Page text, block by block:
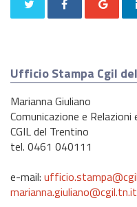
Ufficio Stampa Cgil
Marianna Giuliano
Comunicazione e Relazioni
CGIL del Trentino
tel. 0461 040111
e-mail:
marianna.giuliano@cgil.tn.it